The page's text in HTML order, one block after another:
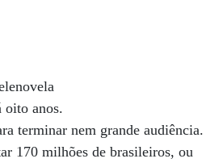
oito anos.
terminar nem grande audiência.
170 milhões de brasileiros, ou